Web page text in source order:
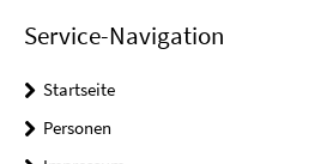
Service-Navigation
Startseite
Personen